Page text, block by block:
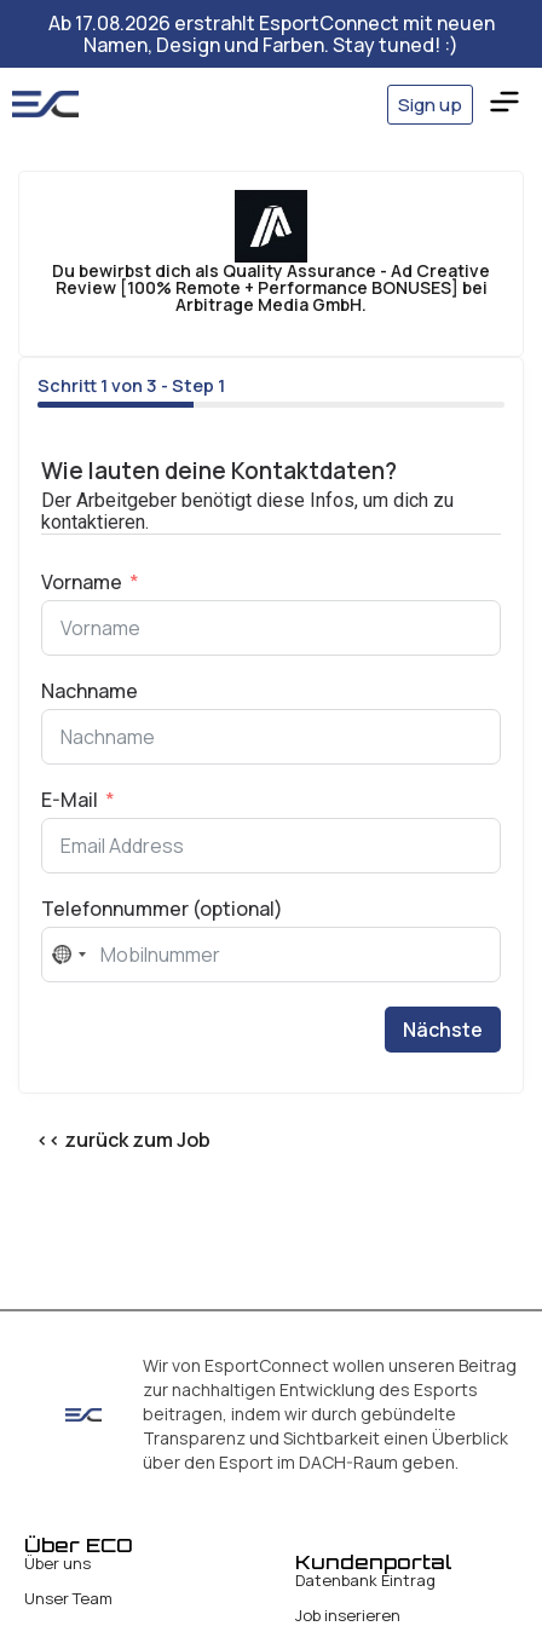
Ab 17.08.2026 erstrahlt EsportConnect mit neuen
Namen, Design und Farben. Stay tuned! :)
Sign up
<< zurück zum Job
Schritt 1 von 3 - Step 1
33%
Wie lauten deine Kontaktdaten?
Der Arbeitgeber benötigt diese Infos, um dich zu
kontaktieren.
Vorname
Nachname
E-Mail
Telefonnummer (optional)
No
Nächste
Du bewirbst dich als Quality Assurance - Ad Creative
Review [100% Remote + Performance BONUSES] bei
Arbitrage Media GmbH.
Wir von EsportConnect wollen unseren Beitrag
zur nachhaltigen Entwicklung des Esports
beitragen, indem wir durch gebündelte
Transparenz und Sichtbarkeit einen Überblick
über den Esport im DACH-Raum geben.
Über ECO
Über uns
Unser Team
Kundenportal
Datenbank Eintrag
Job inserieren